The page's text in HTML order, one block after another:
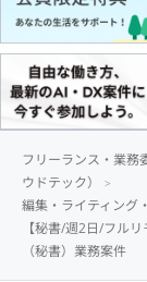
フリーランス・業務
ウドテック）
編集・ライティング
【秘書/週2日/フル
（秘書）業務案件